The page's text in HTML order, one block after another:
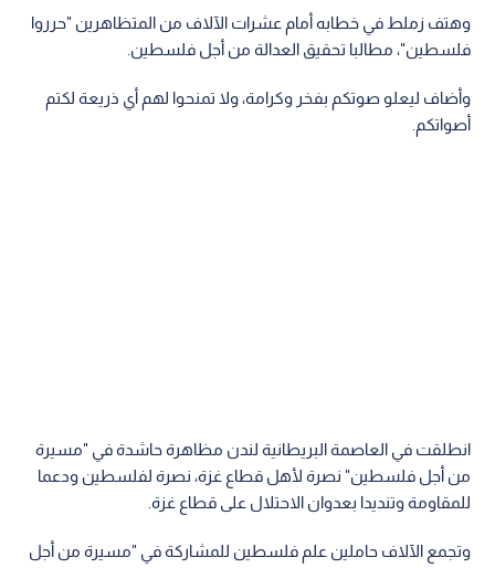
وهتف زملط في خطابه أمام عشرات الآلاف من المتظاهرين "حرروا
فلسطين"، مطالبا تحقيق العدالة من أجل فلسطين.
وأضاف ليعلو صوتكم بفخر وكرامة، ولا تمنحوا لهم أي ذريعة لكتم
أصواتكم.
انطلقت في العاصمة البريطانية لندن مظاهرة حاشدة في "مسيرة
من أجل فلسطين" نصرة لأهل قطاع غزة، نصرة لفلسطين ودعما
للمقاومة وتنديدا بعدوان الاحتلال على قطاع غزة.
وتجمع الآلاف حاملين علم فلسطين للمشاركة في "مسيرة من أجل